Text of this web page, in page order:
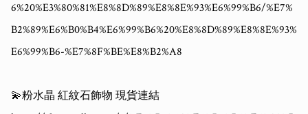
6%20%E3%80%81%E8%8D%89%E8%8E%93%E6%99%B6/%E7%
B2%89%E6%B0%B4%E6%99%B6%20%E8%8D%89%E8%8E%93%
E6%99%B6-%E7%8F%BE%E8%B2%A8
💫粉水晶 紅紋石飾物 現貨連結